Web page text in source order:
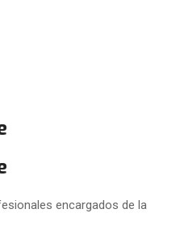
encargados de la